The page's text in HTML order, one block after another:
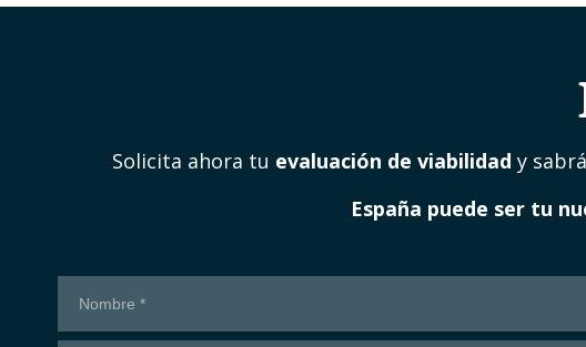
Solicita ahora tu evaluación de viabilidad y
España puede ser tu